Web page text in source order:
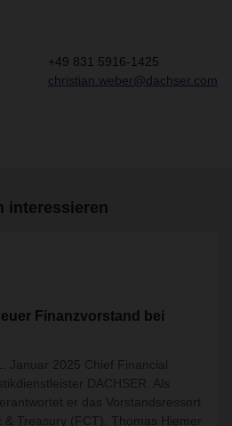
+49 831 5916-1425
christian.weber@dachser.com
interessieren
Finanzvorstand bei
Januar 2025 Chief Financial
DACHSER. Als
er das Vorstandsressort
& Treasury (FCT). Thomas Hiemer